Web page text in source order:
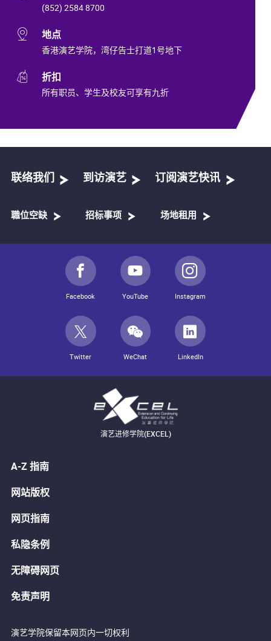
(852) 2584 8700
地点
香港演艺学院，湾仔告士打道1号地下
折扣
所有职员、学生及校友可享有九折
联络我们 到访演艺 订阅演艺快讯
職位空缺 招标事项 场地租用
Facebook YouTube Instagram
Twitter WeChat LinkedIn
演艺进修学院(EXCEL)
A-Z 指南
网站版权
网页指南
私隐条例
无障碍网页
免责声明
演艺学院保留本网页内一切权利